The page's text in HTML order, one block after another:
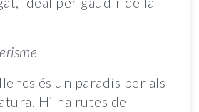
és un paradís per als
Hi ha rutes de